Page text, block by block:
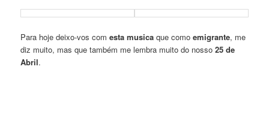
Para hoje deixo-vos comesta musica que comoemigrante, me
diz muito, mas que também me lembra muito do nosso25 de
Abril.